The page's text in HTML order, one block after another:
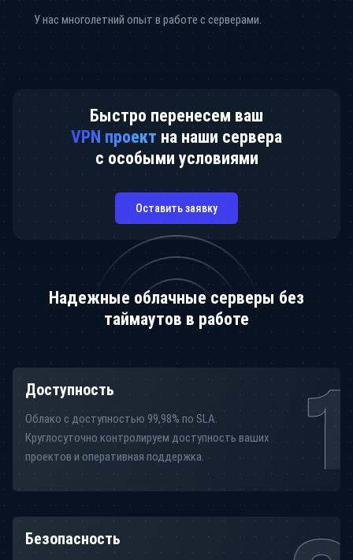
У нас многолетний опыт в работе с серверами.
Быстро перенесем ваш
VPN проект на наши сервера
с особыми условиями
Оставить заявку
Надежные облачные серверы без
таймаутов в работе
Доступность
Облако с доступностью 99,98% по SLA.
Круглосуточно контролируем доступность ваших
проектов и оперативная поддержка.
Безопасность